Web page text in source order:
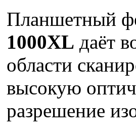
Планшетный
1000XL даёт
области
высокую
разрешение